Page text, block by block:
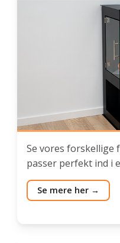
Se vores forskellige
passer perfekt ind i
Se mere her